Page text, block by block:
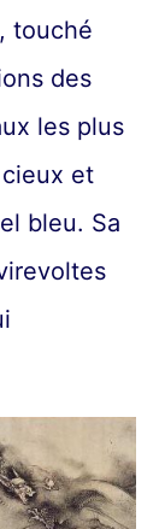
touché
des
les plus
cieux et
bleu. Sa